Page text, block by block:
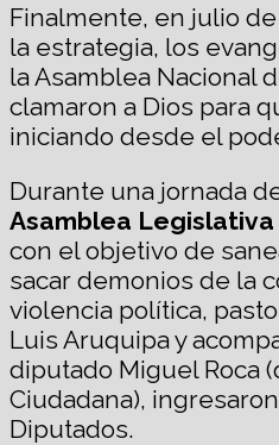
Finalmente, en julio
la estrategia, los
la Asamblea Nacional
clamaron a Dios para
iniciando desde el
Durante una jornada
Asamblea Legislativa
con el objetivo de
sacar demonios de la
violencia política,
Luis Aruquipa y
diputado Miguel Roca
Ciudadana),
Diputados.